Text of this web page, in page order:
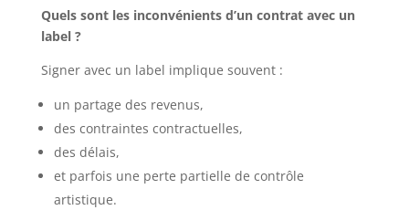
Quels sont les inconvénients d’un contrat avec un
label ?
Signer avec un label implique souvent :
un partage des revenus,
des contraintes contractuelles,
des délais,
et parfois une perte partielle de contrôle
artistique.